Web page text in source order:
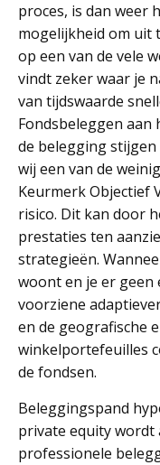
proces, is dan weer
mogelijkheid om uit
op een van de vele
vindt zeker waar je
van tijdswaarde
Fondsbeleggen aan
de belegging stijgen
wij een van de
Keurmerk Objectief
risico. Dit kan door
prestaties ten
strategieën.
woont en je er
voorziene
en de geografische
winkelportefeuilles
de fondsen.
Beleggingspand
private equity
professionele